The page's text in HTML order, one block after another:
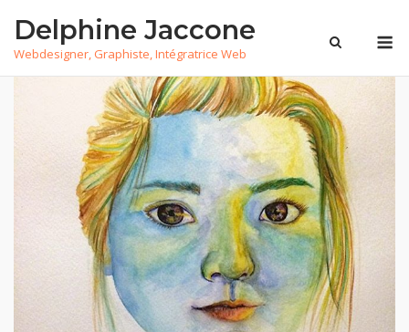
content
Delphine Jaccone
Webdesigner, Graphiste, Intégratrice Web